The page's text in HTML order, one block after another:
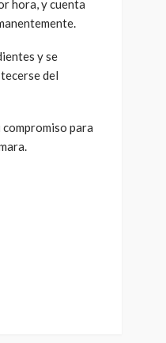
hora, y cuenta
y se
del
para